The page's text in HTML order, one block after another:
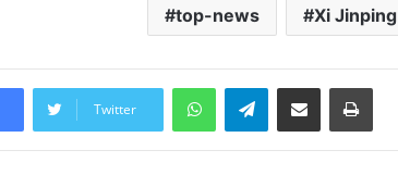
top-news Xi Jinping
Twitter
WhatsAppTelegramShare via Email Print